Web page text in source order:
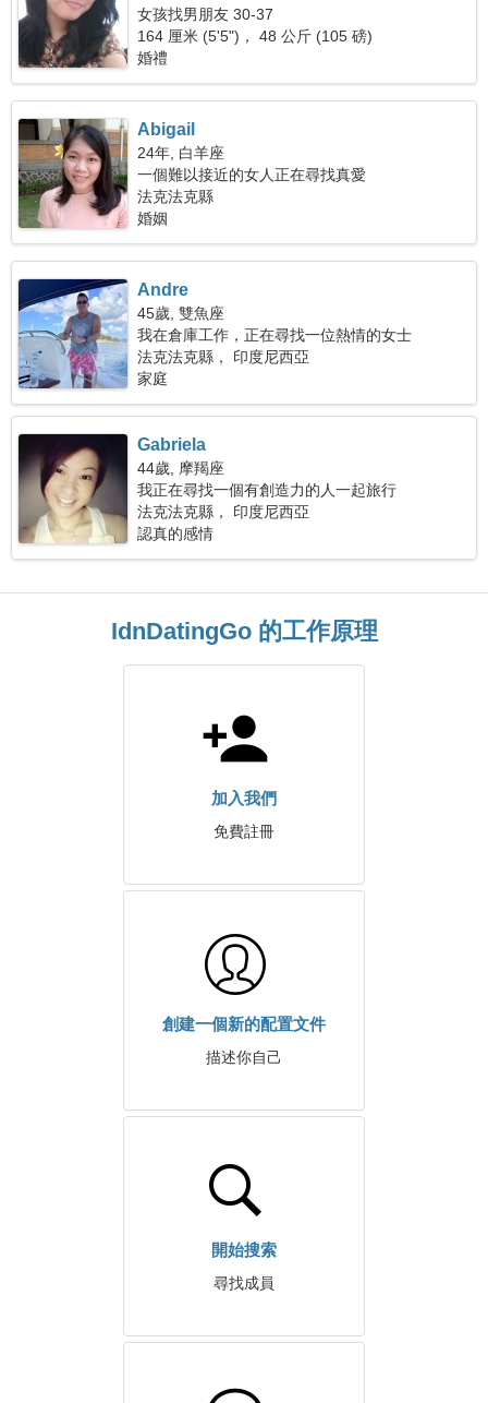
女孩找男朋友 30-37
164 厘米 (5'5")， 48 公斤 (105 磅)
婚禮
Abigail
24年, 白羊座
一個難以接近的女人正在尋找真愛
法克法克縣
婚姻
Andre
45歲, 雙魚座
我在倉庫工作，正在尋找一位熱情的女士
法克法克縣， 印度尼西亞
家庭
Gabriela
44歲, 摩羯座
我正在尋找一個有創造力的人一起旅行
法克法克縣， 印度尼西亞
認真的感情
IdnDatingGo 的工作原理
加入我們
免費註冊
創建一個新的配置文件
描述你自己
開始搜索
尋找成員